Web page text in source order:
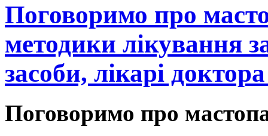
Поговоримо про
методики лікування
засоби, лікарі
Поговоримо про